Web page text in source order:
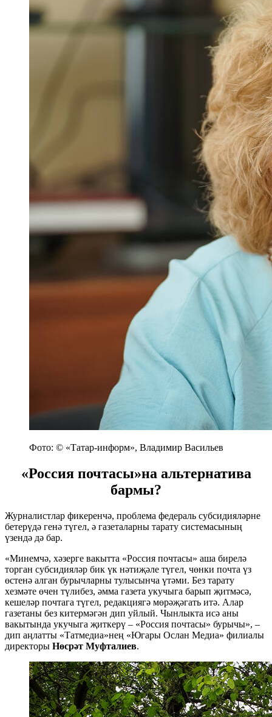
Фото: © «Татар-информ», Владимир Васильев
«Россия почтасы»на альтернатива
бармы?
Журналистлар фикеренчә, проблема федераль субсидияләрне
бетерүдә генә түгел, ә газеталарны тарату системасының
үзендә дә бар.
«Минемчә, хәзерге вакытта «Россия почтасы» аша бирелә
торган субсидияләр бик үк нәтиҗәле түгел, чөнки почта үз
өстенә алган бурычларны тулысынча үтәми. Без тарату
хезмәте өчен түлибез, әмма газета укучыга барып җитмәсә,
кешеләр почтага түгел, редакциягә мөрәҗәгать итә. Алар
газетаны без китермәгән дип уйлый. Чынлыкта исә аны
вакытында укучыга җиткерү – «Россия почтасы» бурычы», –
дип аңлатты «Татмедиа»нең «Югары Ослан Медиа» филиалы
директоры Нөсрәт Муфталиев.